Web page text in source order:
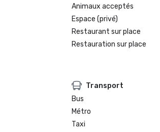
Animaux acceptés
Espace (privé)
Restaurant sur place
Restauration sur place
Transport
Bus
Métro
Taxi